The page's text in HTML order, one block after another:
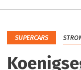
SUPERCARS